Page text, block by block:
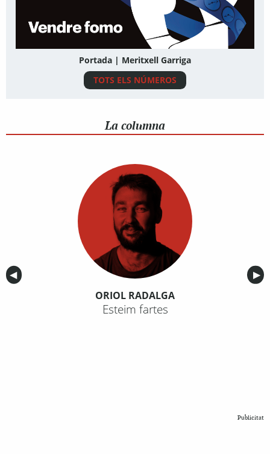
Portada | Meritxell Garriga
TOTS ELS NÚMEROS
La columna
Anterior
◀︎ ▶︎
ORIOL RADALGA
Esteim fartes
Publicitat